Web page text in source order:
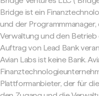
Bridge ist ein
und der
Verwaltung und den Betrieb
Auftrag von Lead Bank
Avian Labs ist keine Bank.
Plattformanbieter, der für